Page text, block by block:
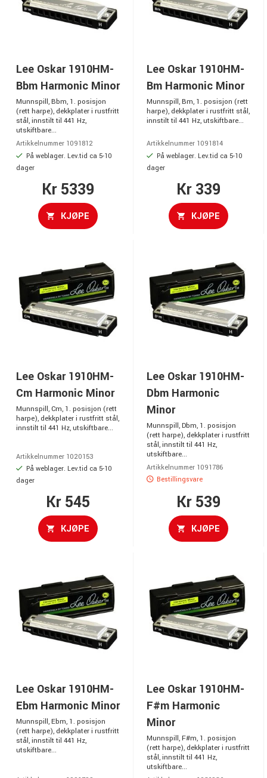
Lee Oskar 1910HM-
Bbm Harmonic Minor
Munnspill, Bbm, 1. posisjon
(rett harpe), dekkplater i rustfritt
stål, innstilt til 441 Hz,
utskiftbare...
Artikkelnummer 1091812
På weblager. Lev.tid ca 5-10
dager
Kr 5339
KJØPE
Lee Oskar 1910HM-
Bm Harmonic Minor
Munnspill, Bm, 1. posisjon (rett
harpe), dekkplater i rustfritt stål,
innstilt til 441 Hz, utskiftbare...
Artikkelnummer 1091814
På weblager. Lev.tid ca 5-10
dager
Kr 339
KJØPE
Lee Oskar 1910HM-
Cm Harmonic Minor
Munnspill, Cm, 1. posisjon (rett
harpe), dekkplater i rustfritt stål,
innstilt til 441 Hz, utskiftbare...
Artikkelnummer 1020153
På weblager. Lev.tid ca 5-10
dager
Kr 545
KJØPE
Lee Oskar 1910HM-
Dbm Harmonic
Minor
Munnspill, Dbm, 1. posisjon
(rett harpe), dekkplater i rustfritt
stål, innstilt til 441 Hz,
utskiftbare...
Artikkelnummer 1091786
Bestillingsvare
Kr 539
KJØPE
Lee Oskar 1910HM-
Ebm Harmonic Minor
Munnspill, Ebm, 1. posisjon
(rett harpe), dekkplater i rustfritt
stål, innstilt til 441 Hz,
utskiftbare...
Lee Oskar 1910HM-
F#m Harmonic
Minor
Munnspill, F#m, 1. posisjon
(rett harpe), dekkplater i rustfritt
stål, innstilt til 441 Hz,
utskiftbare...